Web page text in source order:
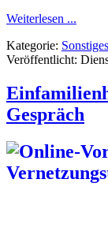
Weiterlesen ...
Kategorie: Sonstiges
Veröffentlicht:
Gespräch